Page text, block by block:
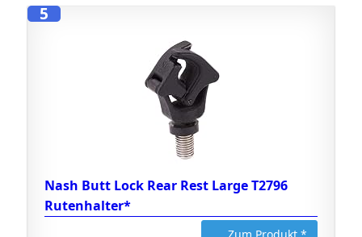
5
Nash Butt Lock Rear Rest Large T2796
Rutenhalter*